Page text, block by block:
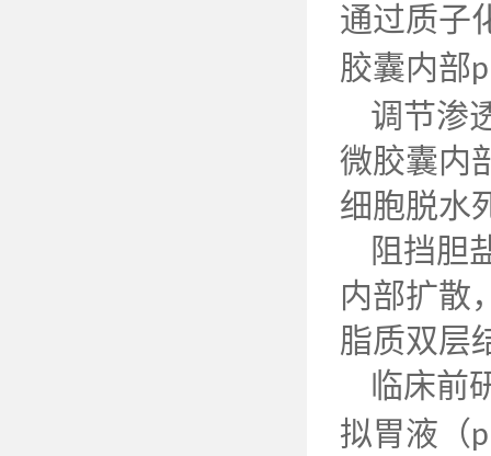
通过质子
胶囊内部
调节渗
微胶囊内
细胞脱水
阻挡胆
内部扩散
脂质双层
临床前
拟胃液（